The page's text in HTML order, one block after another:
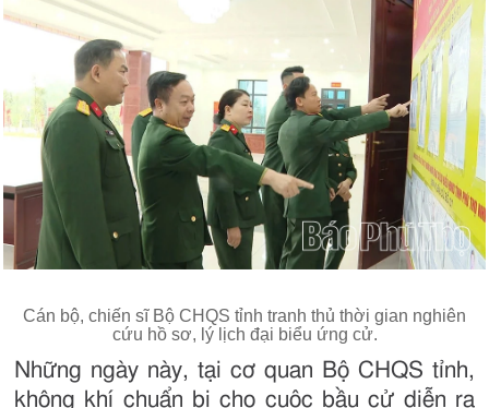
Cán bộ, chiến sĩ Bộ CHQS tỉnh tranh thủ thời gian nghiên
cứu hồ sơ, lý lịch đại biểu ứng cử.
Những ngày này, tại cơ quan Bộ CHQS tỉnh,
không khí chuẩn bị cho cuộc bầu cử diễn ra